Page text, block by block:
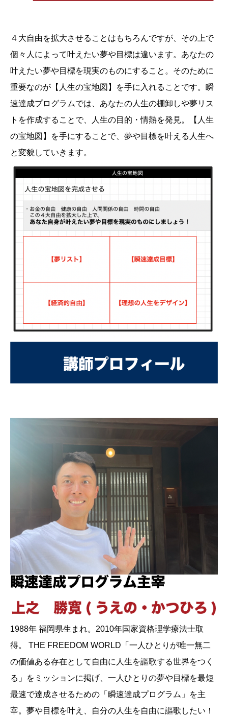
４大自由を拡大させることはもちろんですが、その上で
個々人によって叶えたい夢や目標は違います。あなたの
叶えたい夢や目標を現実のものにすること。そのために
重要なのが【人生の宝地図】を手に入れることです。瞬
速達成プログラムでは、あなたの人生の棚卸しや夢リス
トを作成することで、人生の目的・情熱を発見。【人生
の宝地図】を手にすることで、夢や目標を叶える人生へ
と変貌していきます。
1988年 福岡県生まれ。2010年国家資格理学療法士取
得。 THE FREEDOM WORLD「一人ひとりが唯一無二
の価値ある存在として自由に人生を謳歌する世界をつく
る」をミッションに掲げ、一人ひとりの夢や目標を最短
最速で達成させるための「瞬速達成プログラム」を主
宰。夢や目標を叶え、自分の人生を自由に謳歌したい！